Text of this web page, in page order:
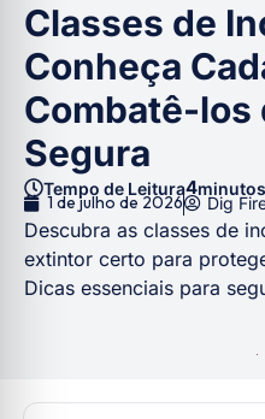
Classes de
Conheça
Combatê-los
Segura
Tempo de Leitura4minutos
1 de julho de 2026 Dig
Descubra as classes de
extintor certo para
Dicas essenciais para